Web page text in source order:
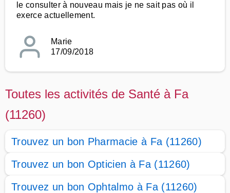
le consulter à nouveau mais je ne sait pas où il
exerce actuellement.
Marie
17/09/2018
Toutes les activités de Santé à Fa
(11260)
Trouvez un bon Pharmacie à Fa (11260)
Trouvez un bon Opticien à Fa (11260)
Trouvez un bon Ophtalmo à Fa (11260)